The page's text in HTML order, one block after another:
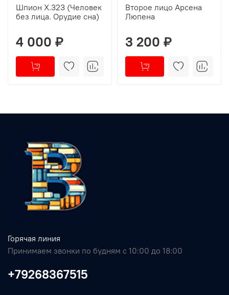
Шпион Х.323 (Человек
без лица. Орудие сна)
4 000 ₽
Второе лицо Арсена
Люпена
3 200 ₽
Горячая линия
Принимаем звонки по будням с 10:00 до 18:00
+79268367515